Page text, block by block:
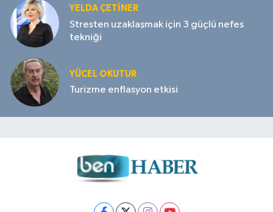
YELDA ÇETİNER
Stresten uzaklaşmak için 3 güçlü nefes
tekniği
YÜCEL OKUTUR
Turizme enflasyon etkisi